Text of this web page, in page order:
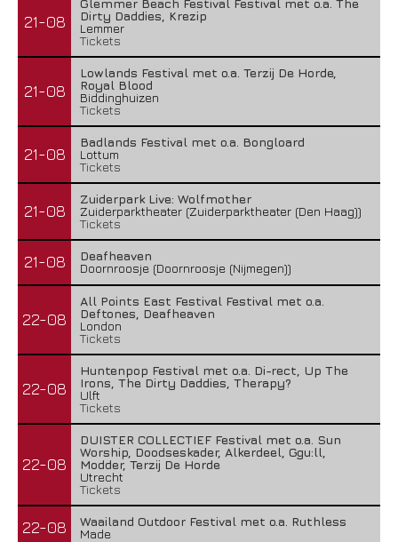
21-08
Glemmer Beach Festival Festival met o.a. The
Dirty Daddies, Krezip
Lemmer
Tickets
21-08
Lowlands Festival met o.a. Terzij De Horde,
Royal Blood
Biddinghuizen
Tickets
21-08
Badlands Festival met o.a. Bongloard
Lottum
Tickets
21-08
Zuiderpark Live: Wolfmother
Zuiderparktheater (Zuiderparktheater (Den Haag))
Tickets
21-08
Deafheaven
Doornroosje (Doornroosje (Nijmegen))
22-08
All Points East Festival Festival met o.a.
Deftones, Deafheaven
London
Tickets
22-08
Huntenpop Festival met o.a. Di-rect, Up The
Irons, The Dirty Daddies, Therapy?
Ulft
Tickets
22-08
DUISTER COLLECTIEF Festival met o.a. Sun
Worship, Doodseskader, Alkerdeel, Ggu:ll,
Modder, Terzij De Horde
Utrecht
Tickets
22-08
Waailand Outdoor Festival met o.a. Ruthless
Made